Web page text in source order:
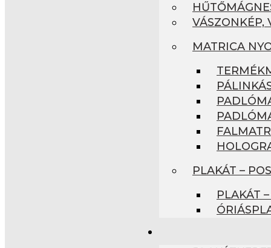
VÁSZONKÉP,
MATRICA
PLAKÁT –
PLAKÁT